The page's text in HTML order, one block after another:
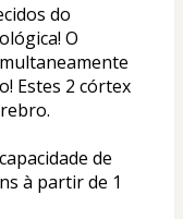
do
O
Estes 2 córtex
de
à partir de 1